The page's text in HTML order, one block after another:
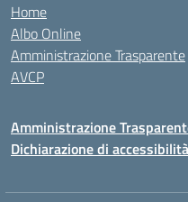
Home
Albo Online
Amministrazione Trasparente
AVCP
Amministrazione
Dichiarazione di accessibilità